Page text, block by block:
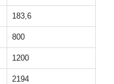
183,6
800
1200
2194